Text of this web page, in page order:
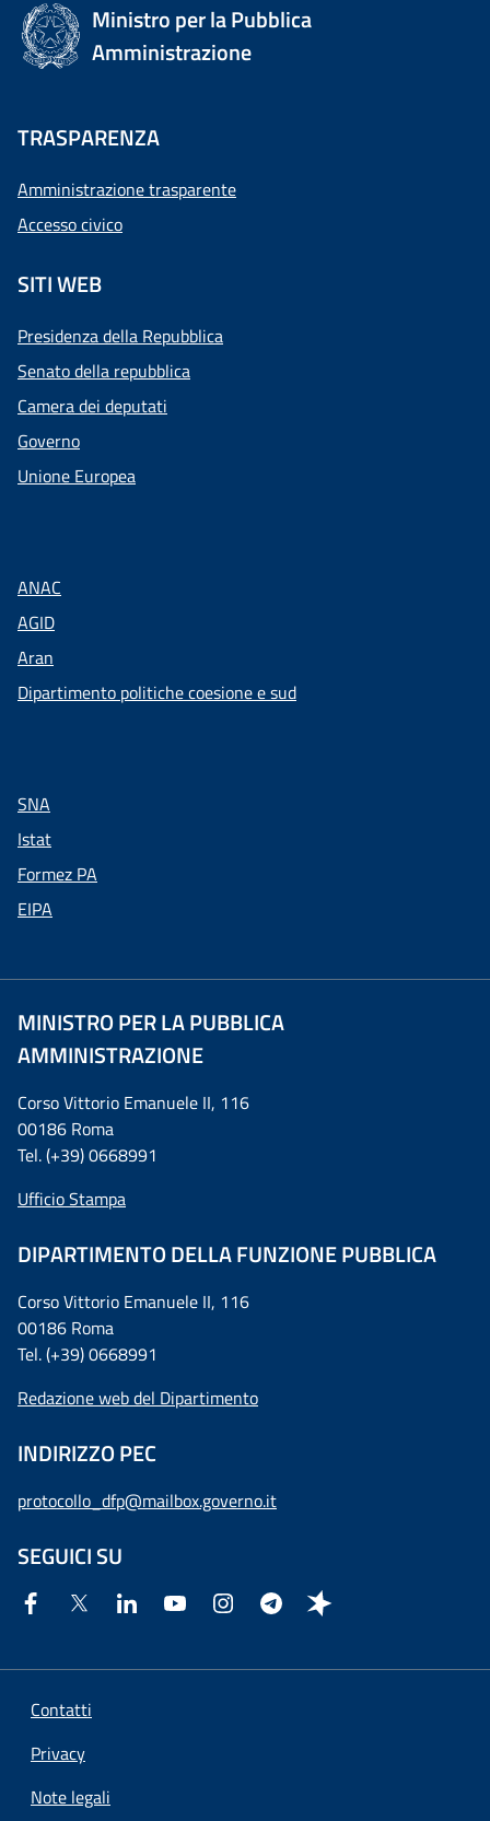
Ministro per la Pubblica
Amministrazione
TRASPARENZA
Amministrazione trasparente
Accesso civico
SITI WEB
Presidenza della Repubblica
Senato della repubblica
Camera dei deputati
Governo
Unione Europea
ANAC
AGID
Aran
Dipartimento politiche coesione e sud
SNA
Istat
Formez PA
EIPA
MINISTRO PER LA PUBBLICA
AMMINISTRAZIONE
Corso Vittorio Emanuele II, 116
00186 Roma
Tel. (+39) 0668991
Ufficio Stampa
DIPARTIMENTO DELLA FUNZIONE PUBBLICA
Corso Vittorio Emanuele II, 116
00186 Roma
Tel. (+39) 0668991
Redazione web del Dipartimento
INDIRIZZO PEC
protocollo_dfp@mailbox.governo.it
SEGUICI SU
Contatti
Privacy
Note legali